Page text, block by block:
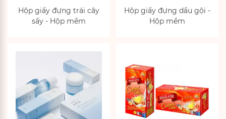
Hộp giấy đựng trái cây
sấy - Hộp mềm
Hộp giấy đựng dầu gội -
Hộp mềm